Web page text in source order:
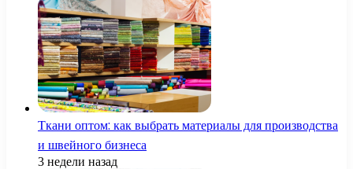
Ткани оптом: как выбрать материалы для производства
и швейного бизнеса
3 недели назад